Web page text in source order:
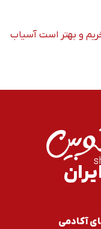
و بهتر است آسیاب
آکادمی